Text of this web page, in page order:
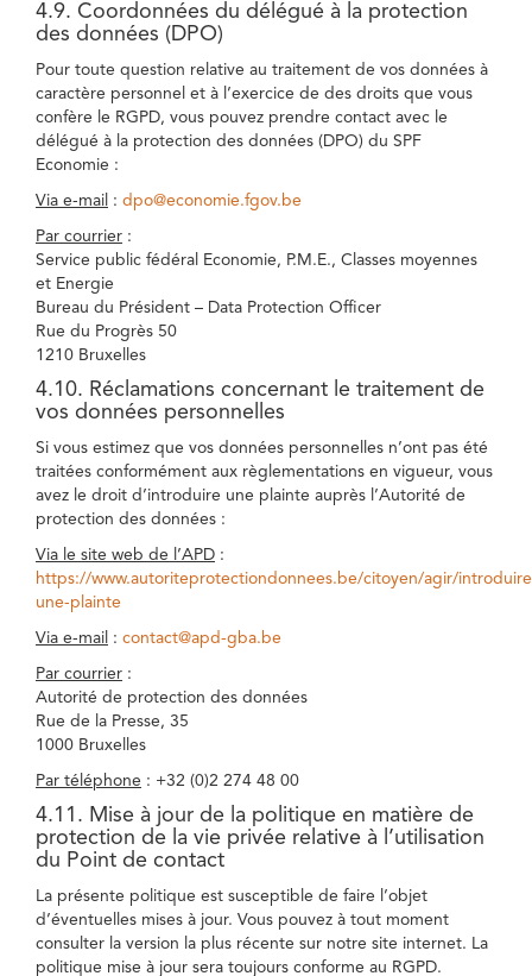
4.9. Coordonnées du délégué à la protection
des données (DPO)
Pour toute question relative au traitement de vos données à
caractère personnel et à l’exercice de des droits que vous
confère le RGPD, vous pouvez prendre contact avec le
délégué à la protection des données (DPO) du SPF
Economie :
Via e-mail : dpo@economie.fgov.be
Par courrier :
Service public fédéral Economie, P.M.E., Classes moyennes
et Energie
Bureau du Président – Data Protection Officer
Rue du Progrès 50
1210 Bruxelles
4.10. Réclamations concernant le traitement de
vos données personnelles
Si vous estimez que vos données personnelles n’ont pas été
traitées conformément aux règlementations en vigueur, vous
avez le droit d’introduire une plainte auprès l’Autorité de
protection des données :
Via le site web de l’APD :
https://www.autoriteprotectiondonnees.be/citoyen/agir/
une-plainte
Via e-mail : contact@apd-gba.be
Par courrier :
Autorité de protection des données
Rue de la Presse, 35
1000 Bruxelles
Par téléphone : +32 (0)2 274 48 00
4.11. Mise à jour de la politique en matière de
protection de la vie privée relative à l’utilisation
du Point de contact
La présente politique est susceptible de faire l’objet
d’éventuelles mises à jour. Vous pouvez à tout moment
consulter la version la plus récente sur notre site internet. La
politique mise à jour sera toujours conforme au RGPD.